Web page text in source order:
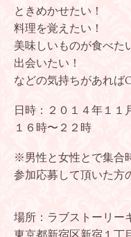
ときめかせたい！
料理を覚えたい！
美味しいものが食べた
出会いたい！
などの気持ちがあれば
日時：２０１４年１１
１６時〜２２時
※男性と女性とで集合
参加応募して頂いた方
場所：ラブストーリー